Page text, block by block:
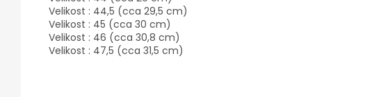
Velikost : 44,5 (cca 29,5 cm)
Velikost : 45 (cca 30 cm)
Velikost : 46 (cca 30,8 cm)
Velikost : 47,5 (cca 31,5 cm)